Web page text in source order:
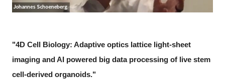
"4D Cell Biology: Adaptive optics lattice light-sheet
imaging and AI powered big data processing of live stem
cell-derived organoids."